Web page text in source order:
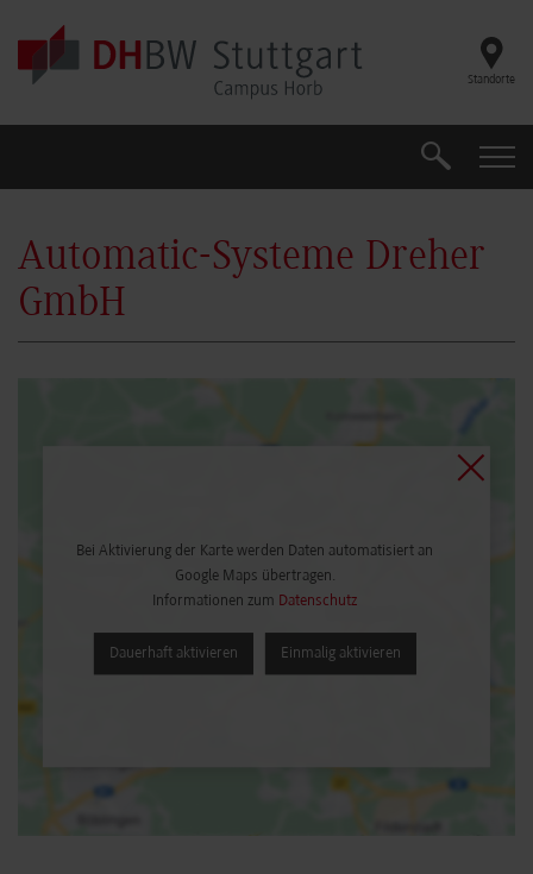
Skip to main content
Standorte
Suche
Automatic-Systeme Dreher
GmbH
Bei Aktivierung der Karte werden Daten automatisiert an
Google Maps übertragen.
Informationen zum Datenschutz
Dauerhaft aktivieren Einmalig aktivieren